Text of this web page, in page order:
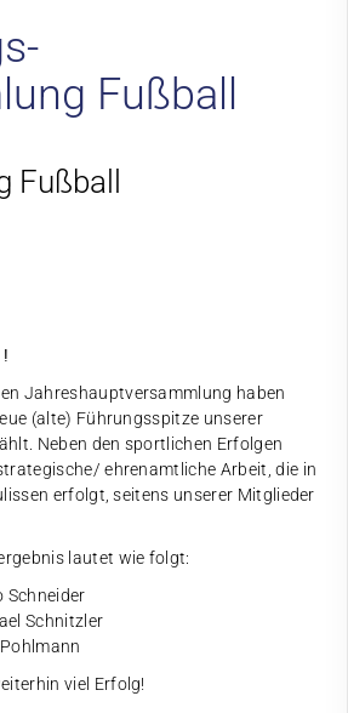
Fußball
Fußball
Jahreshauptversammlung haben
(alte) Führungsspitze unserer
Neben den sportlichen Erfolgen
ehrenamtliche Arbeit, die in
erfolgt, seitens unserer Mitglieder
lautet wie folgt:
Schneider
Schnitzler
viel Erfolg!